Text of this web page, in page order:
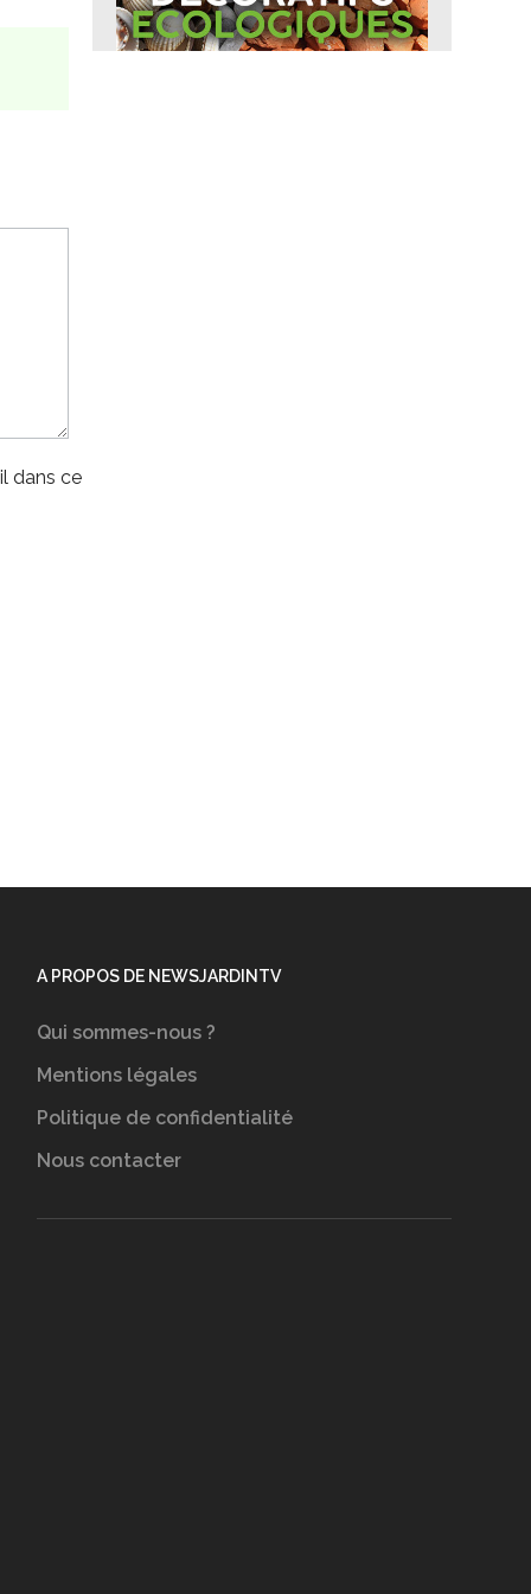
dans ce
A PROPOS DE NEWSJARDINTV
Qui sommes-nous ?
Mentions légales
Politique de confidentialité
Nous contacter